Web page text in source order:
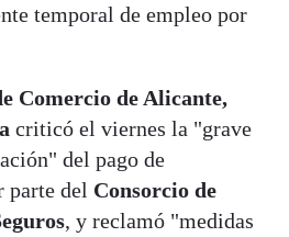
temporal de empleo por
Comercio de Alicante,
criticó el viernes la "grave
del pago de
parte del Consorcio de
, y reclamó "medidas